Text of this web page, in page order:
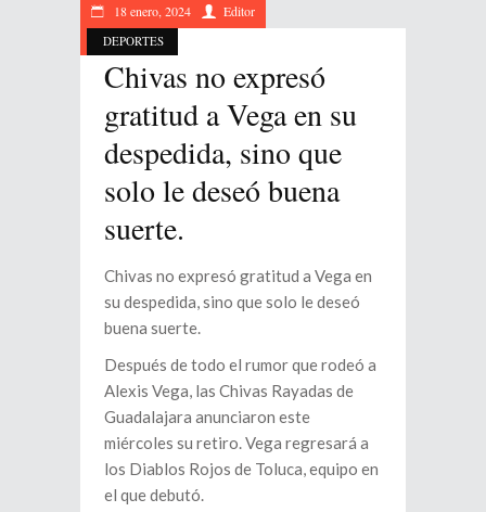
DEPORTES
18 enero, 2024 Editor
Chivas no expresó
gratitud a Vega en su
despedida, sino que
solo le deseó buena
suerte.
Chivas no expresó gratitud a Vega en
su despedida, sino que solo le deseó
buena suerte.
Después de todo el rumor que rodeó a
Alexis Vega, las Chivas Rayadas de
Guadalajara anunciaron este
miércoles su retiro. Vega regresará a
los Diablos Rojos de Toluca, equipo en
el que debutó.